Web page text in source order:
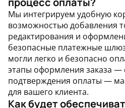
Мы интегрируем удобную
возможностью добавления
редактирования и
безопасные платежные
могли легко и безопасно
этапы оформления заказа —
подтверждения оплаты —
для вашего клиента.
Как будет